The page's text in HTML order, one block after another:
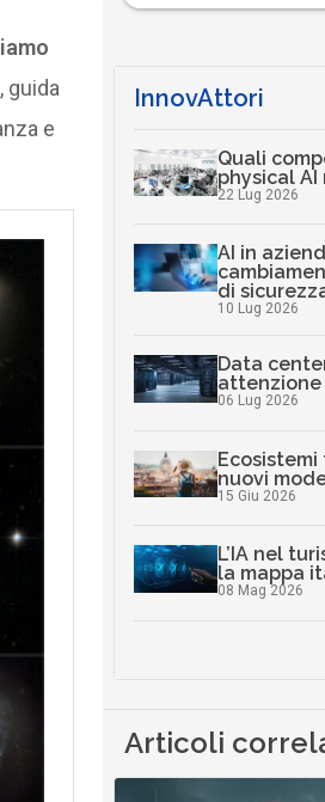
guida
e
InnovAttori
Quali
physical AI
22 Lug 2026
AI in
di
10 Lug 2026
Data
attenzione
06 Lug 2026
nuovi
15 Giu 2026
L’IA nel
la mappa
08 Mag 2026
Articoli